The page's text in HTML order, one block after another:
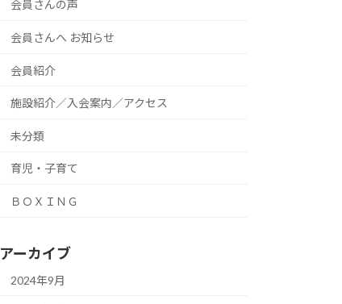
会員さんの声
会員さんへ お知らせ
会員紹介
施設紹介／入会案内／アクセス
未分類
育児・子育て
ＢＯＸＩＮＧ
アーカイブ
2024年9月